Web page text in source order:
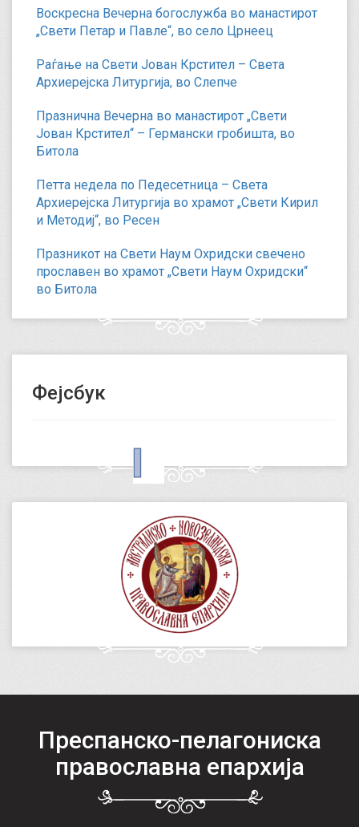
Воскресна Вечерна богослужба во манастирот
„Свети Петар и Павле“, во село Црнеец
Раѓање на Свети Јован Крстител – Света
Архиерејска Литургија, во Слепче
Празнична Вечерна во манастирот „Свети
Јован Крстител“ – Германски гробишта, во
Битола
Петта недела по Педесетница – Света
Архиерејска Литургија во храмот „Свети Кирил
и Методиј“, во Ресен
Празникот на Свети Наум Охридски свечено
прославен во храмот „Свети Наум Охридски“
во Битола
Фејсбук
Преспанско-пелагониска
православна епархија